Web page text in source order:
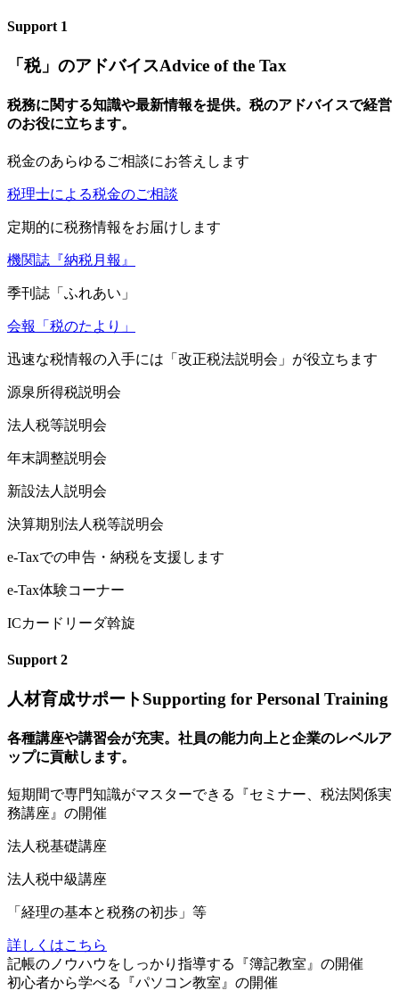
Support 1
「税」のアドバイスAdvice of the Tax
税務に関する知識や最新情報を提供。税のアドバイスで経営
のお役に立ちます。
税金のあらゆるご相談にお答えします
税理士による税金のご相談
定期的に税務情報をお届けします
機関誌『納税月報』
季刊誌「ふれあい」
会報「税のたより」
迅速な税情報の入手には「改正税法説明会」が役立ちます
源泉所得税説明会
法人税等説明会
年末調整説明会
新設法人説明会
決算期別法人税等説明会
e-Taxでの申告・納税を支援します
e-Tax体験コーナー
ICカードリーダ斡旋
Support 2
人材育成サポートSupporting for Personal Training
各種講座や講習会が充実。社員の能力向上と企業のレベルア
ップに貢献します。
短期間で専門知識がマスターできる『セミナー、税法関係実
務講座』の開催
法人税基礎講座
法人税中級講座
「経理の基本と税務の初歩」等
詳しくはこちら
記帳のノウハウをしっかり指導する『簿記教室』の開催
初心者から学べる『パソコン教室』の開催